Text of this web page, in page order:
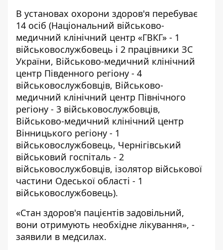
В установах охорони здоров'я перебуває
14 осіб (Національний військово-
медичний клінічний центр «ГВКГ» - 1
військовослужбовець і 2 працівники ЗС
України, Військово-медичний клінічний
центр Південного регіону - 4
військовослужбовців, Військово-
медичний клінічний центр Північного
регіону - 3 військовослужбовців,
Військово-медичний клінічний центр
Вінницького регіону - 1
військовослужбовець, Чернігівський
військовий госпіталь - 2
військовослужбовців, ізолятор військової
частини Одеської області - 1
військовослужбовець).
«Стан здоров'я пацієнтів задовільний,
вони отримують необхідне лікування», -
заявили в медсилах.